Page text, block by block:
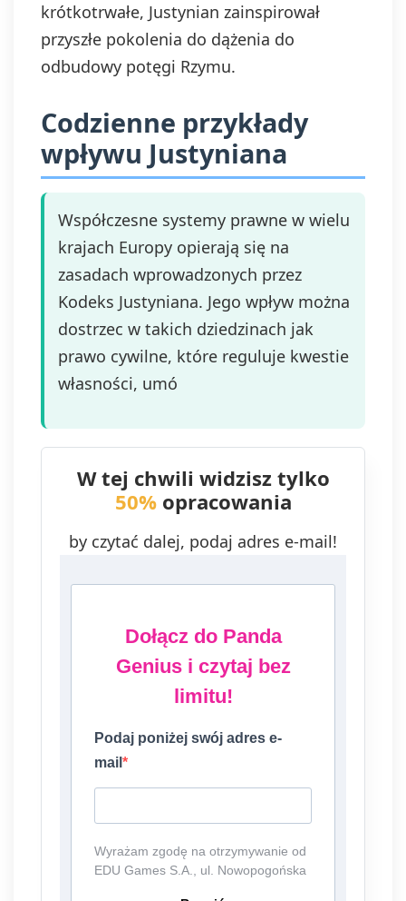
krótkotrwałe, Justynian zainspirował
przyszłe pokolenia do dążenia do
odbudowy potęgi Rzymu.
Codzienne przykłady
wpływu Justyniana
Współczesne systemy prawne w wielu
krajach Europy opierają się na
zasadach wprowadzonych przez
Kodeks Justyniana. Jego wpływ można
dostrzec w takich dziedzinach jak
prawo cywilne, które reguluje kwestie
własności, umó
W tej chwili widzisz tylko
50%opracowania
by czytać dalej, podaj adres e-mail!
Dołącz do Panda
Genius i czytaj bez
limitu!
Podaj poniżej swój adres e-
mail
Wyrażam zgodę na otrzymywanie od
EDU Games S.A., ul. Nowopogońska